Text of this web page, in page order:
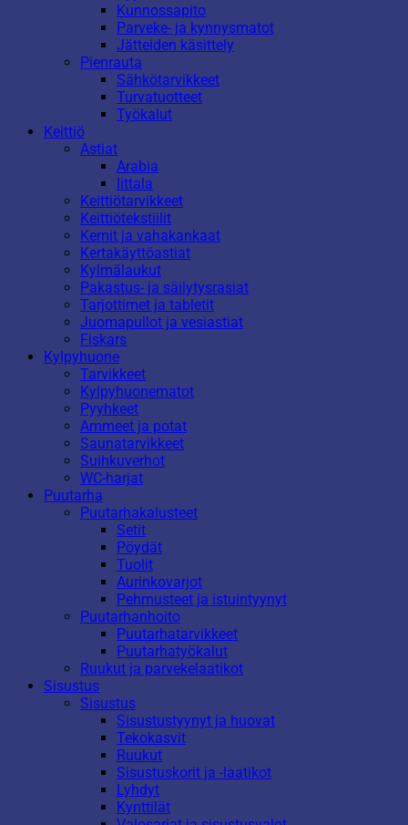
Kunnossapito
Parveke- ja kynnysmatot
Jätteiden käsittely
Pienrauta
Sähkötarvikkeet
Turvatuotteet
Työkalut
Keittiö
Astiat
Arabia
Iittala
Keittiötarvikkeet
Keittiötekstiilit
Kernit ja vahakankaat
Kertakäyttöastiat
Kylmälaukut
Pakastus- ja säilytysrasiat
Tarjottimet ja tabletit
Juomapullot ja vesiastiat
Fiskars
Kylpyhuone
Tarvikkeet
Kylpyhuonematot
Pyyhkeet
Ammeet ja potat
Saunatarvikkeet
Suihkuverhot
WC-harjat
Puutarha
Puutarhakalusteet
Setit
Pöydät
Tuolit
Aurinkovarjot
Pehmusteet ja istuintyynyt
Puutarhanhoito
Puutarhatarvikkeet
Puutarhatyökalut
Ruukut ja parvekelaatikot
Sisustus
Sisustus
Sisustustyynyt ja huovat
Tekokasvit
Ruukut
Sisustuskorit ja -laatikot
Lyhdyt
Kynttilät